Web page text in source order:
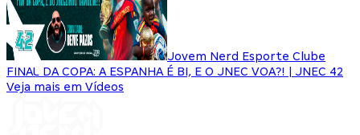
Jovem Nerd Esporte Clube
FINAL DA COPA: A ESPANHA É BI, E O JNEC VOA?! | JNEC 42
Veja mais em Vídeos